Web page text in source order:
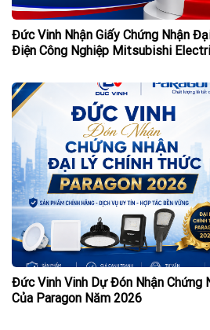
Đức Vinh Nhận Giấy Chứng Nhận
Điện Công Nghiệp Mitsubishi
Đức Vinh Vinh Dự Đón Nhận Chứng
Của Paragon Năm 2026